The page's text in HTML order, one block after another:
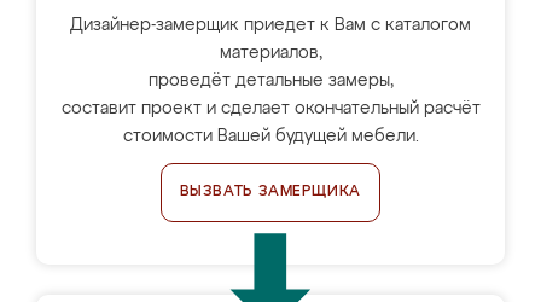
Дизайнер-замерщик приедет к Вам с каталогом
материалов,
проведёт детальные замеры,
составит проект и сделает окончательный расчёт
стоимости Вашей будущей мебели.
ВЫЗВАТЬ ЗАМЕРЩИКА